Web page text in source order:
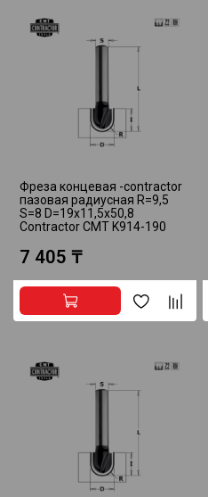
Фреза концевая -contractor
пазовая радиусная R=9,5
S=8 D=19x11,5x50,8
Contractor CMT K914-190
7 405 ₸